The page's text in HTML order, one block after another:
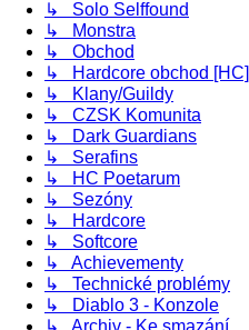
↳ Solo Selffound
↳ Monstra
↳ Obchod
↳ Hardcore obchod [HC]
↳ Klany/Guildy
↳ CZSK Komunita
↳ Dark Guardians
↳ Serafins
↳ HC Poetarum
↳ Sezóny
↳ Hardcore
↳ Softcore
↳ Achievementy
↳ Technické problémy
↳ Diablo 3 - Konzole